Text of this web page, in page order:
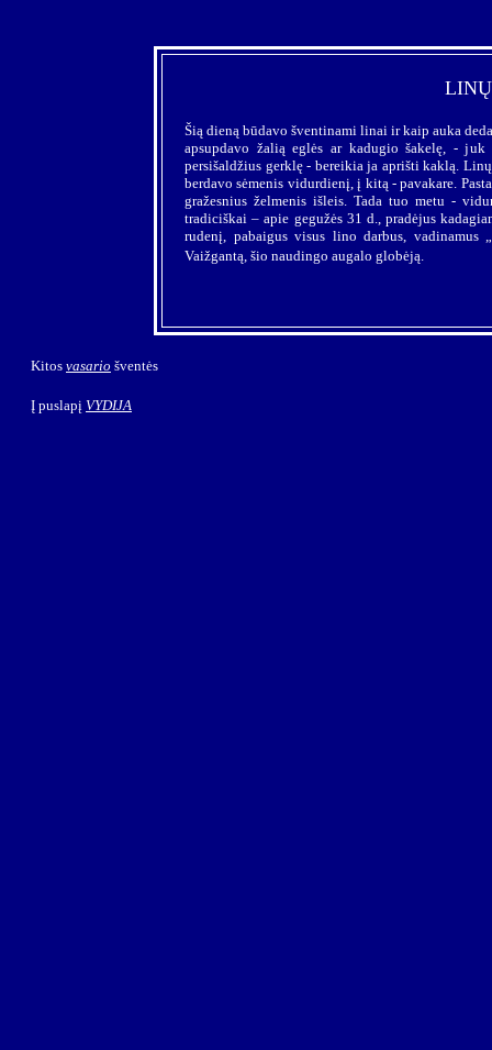
Šią dieną būdavo šventinami linai ir kaip auka
apsupdavo žalią eglės ar kadugio šakelę, -
persišaldžius gerklę - bereikia ja aprišti kaklą.
berdavo sėmenis vidurdienį, į kitą - pavakare.
gražesnius želmenis išleis. Tada tuo metu -
tradiciškai – apie gegužės 31 d., pradėjus
rudenį, pabaigus visus lino darbus, vadinamus
Vaižgantą, šio naudingo augalo globėją.
Kitos vasario šventės
Į puslapį VYDIJA